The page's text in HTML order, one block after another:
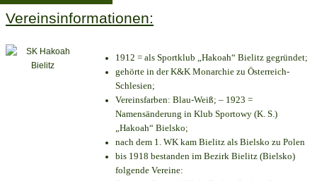
Vereinsinformationen:
1912 = als Sportklub „Hakoah“ Bielitz gegründet;
gehörte in der K&K Monarchie zu Österreich-
Schlesien;
Vereinsfarben: Blau-Weiß; – 1923 =
Namensänderung in Klub Sportowy (K. S.)
„Hakoah“ Bielsko;
nach dem 1. WK kam Bielitz als Bielsko zu Polen
bis 1918 bestanden im Bezirk Bielitz (Bielsko)
folgende Vereine: